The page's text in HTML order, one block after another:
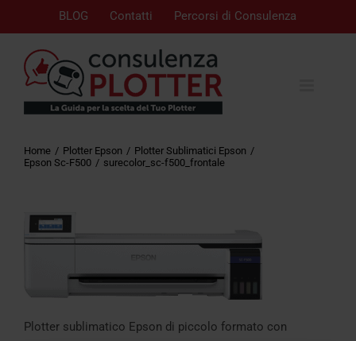
BLOG Contatti Percorsi di Consulenza
Home Plotter Epson
Plotter Sublimatici Epson
Epson Sc-F500
surecolor_sc-f500_frontale
Plotter sublimatico Epson di piccolo formato con